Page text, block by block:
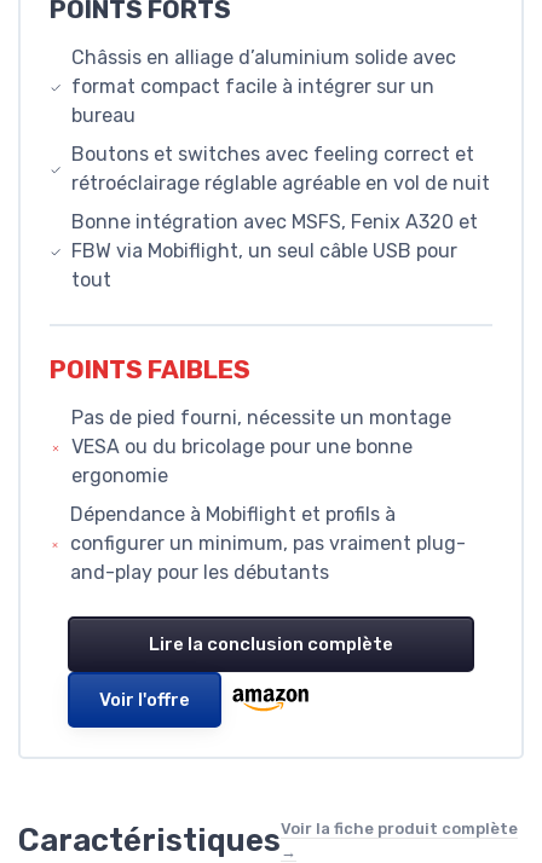
POINTS FORTS
Châssis en alliage d’aluminium solide avec
format compact facile à intégrer sur un
bureau
Boutons et switches avec feeling correct et
rétroéclairage réglable agréable en vol de nuit
Bonne intégration avec MSFS, Fenix A320 et
FBW via Mobiflight, un seul câble USB pour
tout
POINTS FAIBLES
Pas de pied fourni, nécessite un montage
VESA ou du bricolage pour une bonne
ergonomie
Dépendance à Mobiflight et profils à
configurer un minimum, pas vraiment plug-
and-play pour les débutants
Lire la conclusion complète
Voir l'offre
CaractéristiquesVoir la fiche produit complète
→